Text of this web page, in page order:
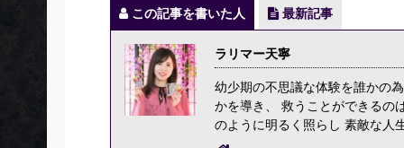
この記事を書いた人 最新記事
ラリマー天寧
幼少期の不思議な体験を誰かの
かを導き、 救うことができるの
のように明るく照らし 素敵な人